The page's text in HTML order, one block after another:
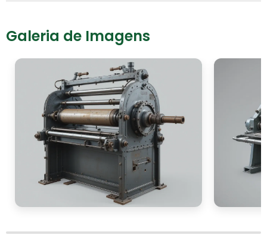
Galeria de Imagens